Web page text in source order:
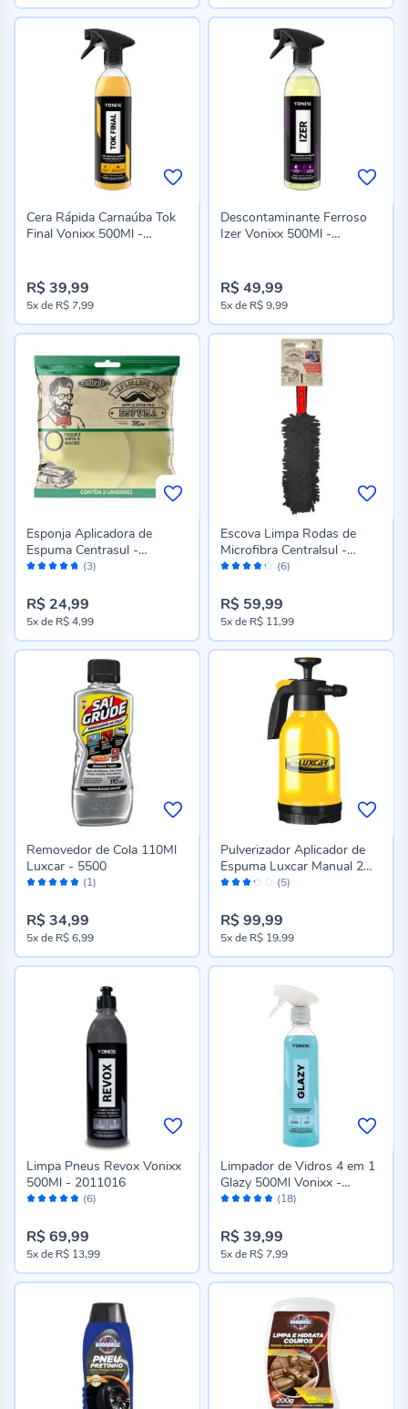
Cera Rápida Carnaúba Tok
Final Vonixx 500Ml -
R$ 39,99
5xde R$ 7,99
Descontaminante Ferroso
Izer Vonixx 500Ml -
R$ 49,99
5xde R$ 9,99
Avaliação: (3)
Esponja Aplicadora de
Espuma Centrasul -
020745-4
R$ 24,99
5xde R$ 4,99
Avaliação: (6)
Escova Limpa Rodas de
Microfibra Centralsul -
020749-7
R$ 59,99
5xde R$ 11,99
Avaliação: (1)
Removedor de Cola 110Ml
Luxcar - 5500
R$ 34,99
5xde R$ 6,99
Avaliação: (5)
Pulverizador Aplicador de
Espuma Luxcar Manual 2
Litros - 2901
R$ 99,99
5xde R$ 19,99
Avaliação: (6)
Limpa Pneus Revox Vonixx
500Ml - 2011016
R$ 69,99
5xde R$ 13,99
Avaliação: (18)
Limpador de Vidros 4 em 1
Glazy 500Ml Vonixx -
2050439
R$ 39,99
5xde R$ 7,99